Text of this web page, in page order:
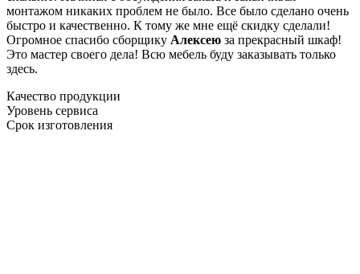
монтажом никаких проблем не было. Все было сделано очень
быстро и качественно. К тому же мне ещё скидку сделали!
Огромное спасибо сборщику Алексею за прекрасный шкаф!
Это мастер своего дела! Всю мебель буду заказывать только
здесь.
Качество продукции
Уровень сервиса
Срок изготовления